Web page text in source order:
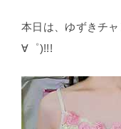
本日は、ゆずきチ
∀゜)!!!